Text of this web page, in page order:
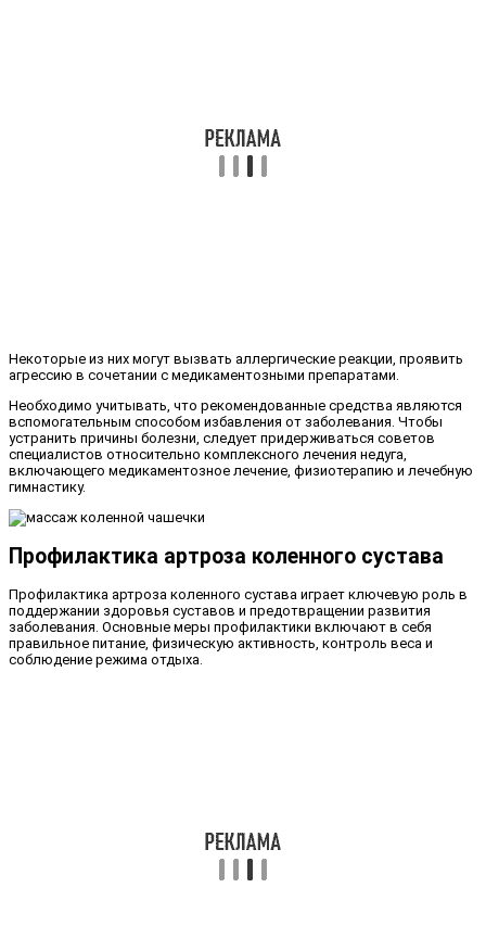
Некоторые из них могут вызвать аллергические реакции, проявить
агрессию в сочетании с медикаментозными препаратами.
Необходимо учитывать, что рекомендованные средства являются
вспомогательным способом избавления от заболевания. Чтобы
устранить причины болезни, следует придерживаться советов
специалистов относительно комплексного лечения недуга,
включающего медикаментозное лечение, физиотерапию и лечебную
гимнастику.
Профилактика артроза коленного сустава
Профилактика артроза коленного сустава играет ключевую роль в
поддержании здоровья суставов и предотвращении развития
заболевания. Основные меры профилактики включают в себя
правильное питание, физическую активность, контроль веса и
соблюдение режима отдыха.